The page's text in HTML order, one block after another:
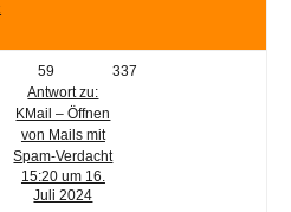
59
337
Antwort zu:
KMail – Öffnen
von Mails mit
Spam-Verdacht
15:20 um 16.
Juli 2024